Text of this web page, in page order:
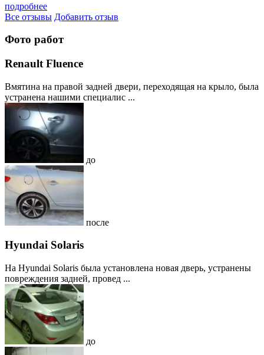
подробнее
Все отзывы Добавить отзыв
Фото работ
Renault Fluence
Вмятина на правой задней двери, переходящая на крыло, была
устранена нашими специалис ...
до
после
Hyundai Solaris
На Hyundai Solaris была установлена новая дверь, устранены
повреждения задней, провед ...
до